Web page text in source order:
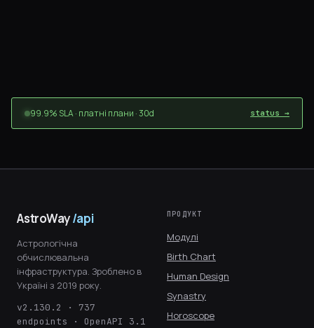
99.9% SLA · платні плани · 30d status →
AstroWay/api
Астрологічна
обчислювальна
інфраструктура. Зроблено в
Україні з 2019 року.
v2.130.2 · 737
endpoints · OpenAPI 3.1
ПРОДУКТ
Модулі
Birth Chart
Human Design
Synastry
Horoscope